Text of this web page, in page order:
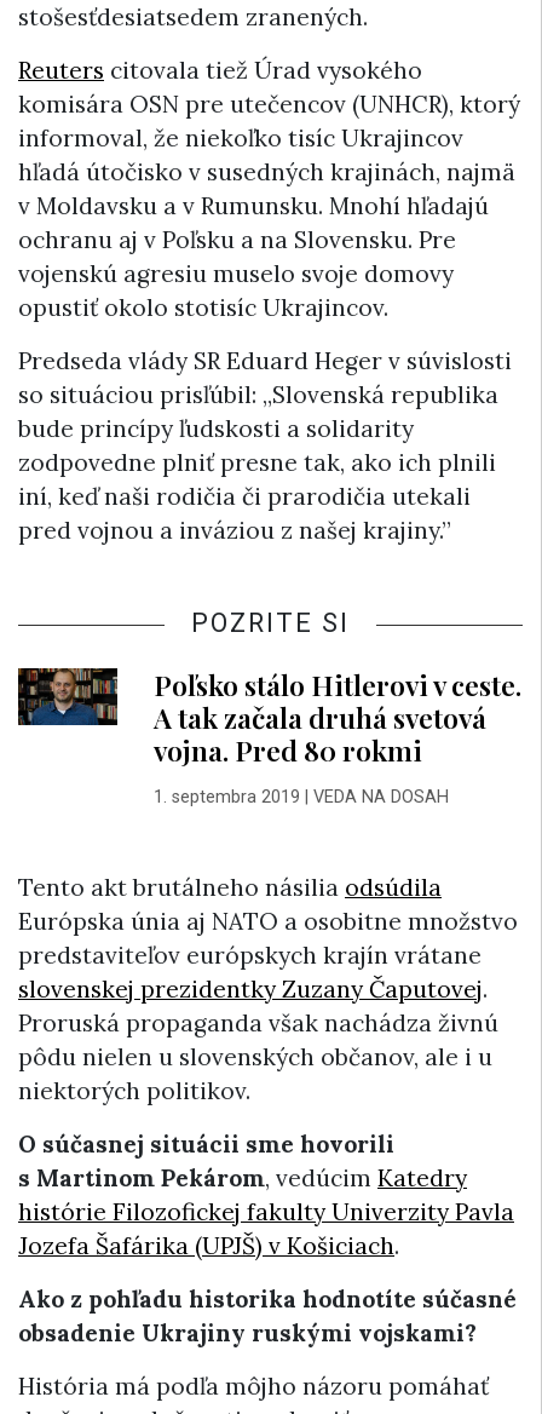
stošesťdesiatsedem zranených.
Reuters citovala tiež Úrad vysokého
komisára OSN pre utečencov (UNHCR), ktorý
informoval, že niekoľko tisíc Ukrajincov
hľadá útočisko v susedných krajinách, najmä
v Moldavsku a v Rumunsku. Mnohí hľadajú
ochranu aj v Poľsku a na Slovensku. Pre
vojenskú agresiu muselo svoje domovy
opustiť okolo stotisíc Ukrajincov.
Predseda vlády SR Eduard Heger v súvislosti
so situáciou prisľúbil: „Slovenská republika
bude princípy ľudskosti a solidarity
zodpovedne plniť presne tak, ako ich plnili
iní, keď naši rodičia či prarodičia utekali
pred vojnou a inváziou z našej krajiny.”
POZRITE SI
Poľsko stálo Hitlerovi v ceste.
A tak začala druhá svetová
vojna. Pred 80 rokmi
1. septembra 2019 VEDA NA DOSAH
Tento akt brutálneho násilia odsúdila
Európska únia aj NATO a osobitne množstvo
predstaviteľov európskych krajín vrátane
slovenskej prezidentky Zuzany Čaputovej.
Proruská propaganda však nachádza živnú
pôdu nielen u slovenských občanov, ale i u
niektorých politikov.
O súčasnej situácii sme hovorili
s Martinom Pekárom, vedúcim Katedry
histórie Filozofickej fakulty Univerzity Pavla
Jozefa Šafárika (UPJŠ) v Košiciach.
Ako z pohľadu historika hodnotíte súčasné
obsadenie Ukrajiny ruskými vojskami?
​História má podľa môjho názoru pomáhať